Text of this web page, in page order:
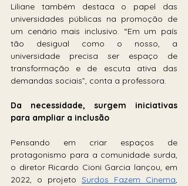
Liliane também destaca o papel das
universidades públicas na promoção de
um cenário mais inclusivo. “Em um país
tão desigual como o nosso, a
universidade precisa ser espaço de
transformação e de escuta ativa das
demandas sociais”, conta a professora.
Da necessidade, surgem iniciativas
para ampliar a inclusão
Pensando em criar espaços de
protagonismo para a comunidade surda,
o diretor Ricardo Cioni Garcia lançou, em
2022, o projeto Surdos Fazem Cinema,